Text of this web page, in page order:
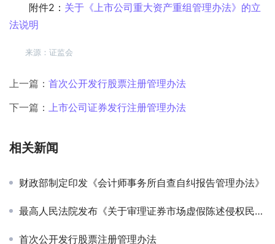
附件2： 关于《上市公司重大资产重组管理办法》的立
法说明
来源：证监会
上一篇： 首次公开发行股票注册管理办法
下一篇：
上市公司证券发行注册管理办法
相关新闻
财政部制定印发《会计师事务所自查自纠报告管理办法》
最高人民法院发布《关于审理证券市场虚假陈述侵权民事赔偿案件的若干规定》
首次公开发行股票注册管理办法